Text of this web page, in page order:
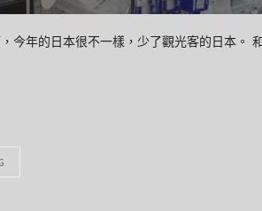
今年的日本很不一樣，少了觀光客的日本。